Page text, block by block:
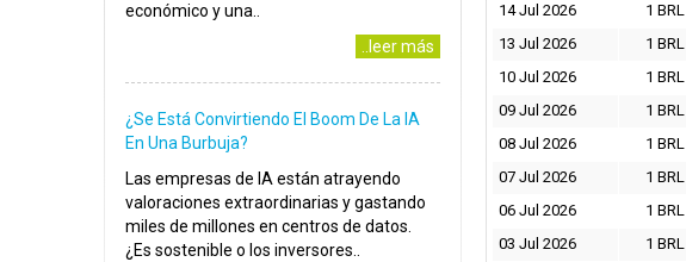
14 Jul 2026
1 BRL
13 Jul 2026
1 BRL
10 Jul 2026
1 BRL
09 Jul 2026
1 BRL
08 Jul 2026
1 BRL
07 Jul 2026
1 BRL
06 Jul 2026
1 BRL
03 Jul 2026
1 BRL
económico y una..
..leer más
¿Se Está Convirtiendo El Boom De La IA
En Una Burbuja?
Las empresas de IA están atrayendo
valoraciones extraordinarias y gastando
miles de millones en centros de datos.
¿Es sostenible o los inversores..